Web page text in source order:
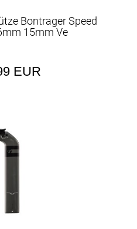
Bontrager Speed
15mm Ve
EUR